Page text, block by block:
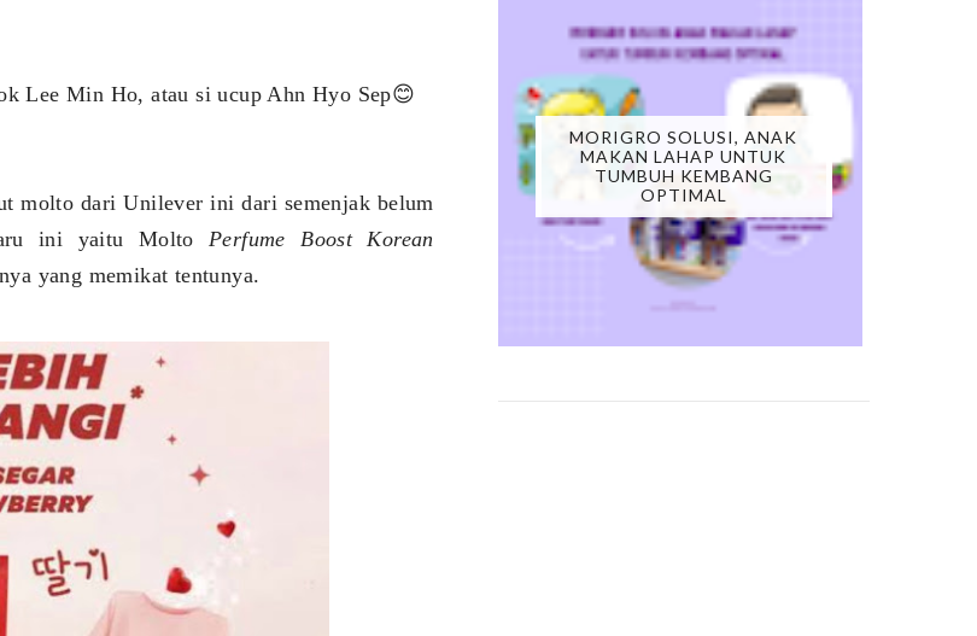
Lee Min Ho, atau si ucup Ahn Hyo Sep😊
molto dari Unilever ini dari semenjak belum
ini yaitu MoltoPerfume Boost Korean
yang memikat tentunya.
MORIGRO SOLUSI, ANAK
MAKAN LAHAP UNTUK
TUMBUH KEMBANG
OPTIMAL